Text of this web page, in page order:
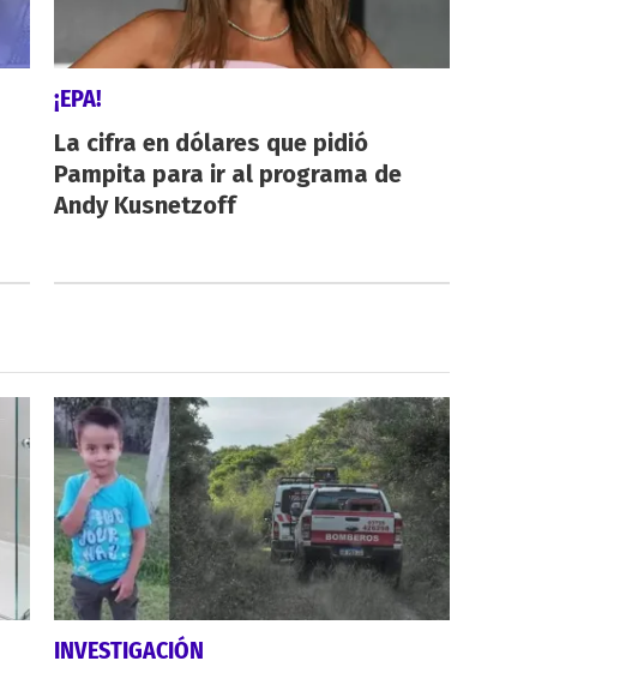
¡EPA!
La cifra en dólares que pidió
Pampita para ir al programa de
Andy Kusnetzoff
INVESTIGACIÓN